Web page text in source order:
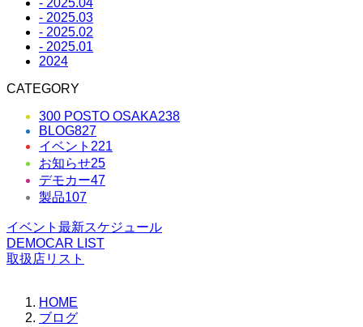
- 2025.04
- 2025.03
- 2025.02
- 2025.01
2024
CATEGORY
300 POSTO OSAKA238
BLOG827
イベント 221
お知らせ25
デモカー47
製品107
イベント最新スケジュール
DEMOCAR LIST
取扱店リスト
HOME
ブログ